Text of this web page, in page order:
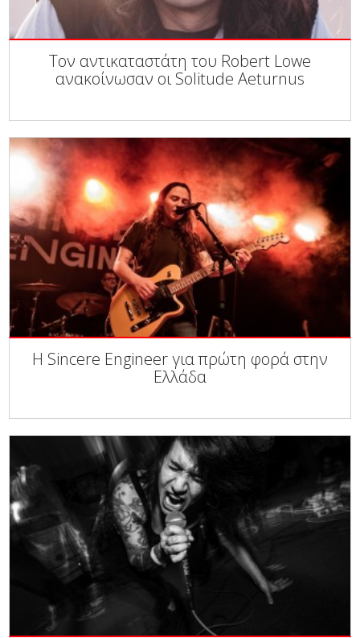
Τον αντικαταστάτη του Robert Lowe
ανακοίνωσαν οι Solitude Aeturnus
Η Sincere Engineer για πρώτη φορά στην
Ελλάδα